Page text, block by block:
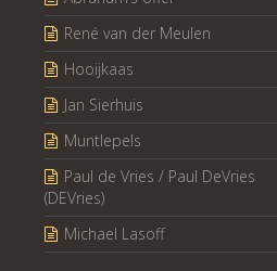
René van der Meulen
Hooijkaas
Jan Sierhuis
Muntlepels
Paul de Vries / Paul DeVries
(DEVries)
Michael Lasoff